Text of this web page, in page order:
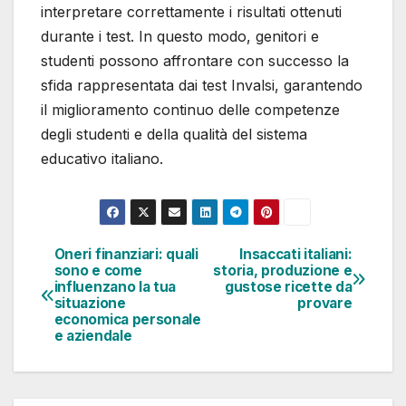
interpretare correttamente i risultati ottenuti
durante i test. In questo modo, genitori e
studenti possono affrontare con successo la
sfida rappresentata dai test Invalsi, garantendo
il miglioramento continuo delle competenze
degli studenti e della qualità del sistema
educativo italiano.
Navigazione
articoli
Insaccati italiani:
storia, produzione e
gustose ricette da
provare
Oneri finanziari: quali
sono e come
influenzano la tua
situazione
economica personale
e aziendale